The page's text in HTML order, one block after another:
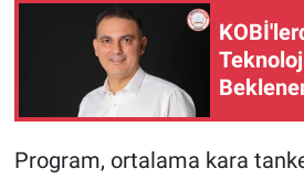
Program, ortalama kara